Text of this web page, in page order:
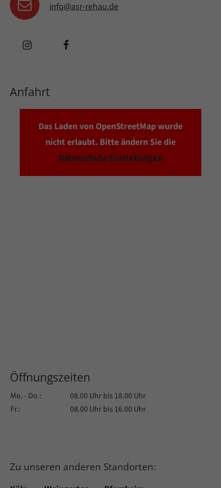
info@asr-rehau.de
Anfahrt
Das Laden von OpenStreetMap wurde
nicht erlaubt. Bitte ändern Sie die
Datenschutz-Einstellungen
Öffnungszeiten
Mo. - Do.:
08.00 Uhr bis 18.00 Uhr
Fr.:
08.00 Uhr bis 16.00 Uhr
Zu unseren anderen Standorten: